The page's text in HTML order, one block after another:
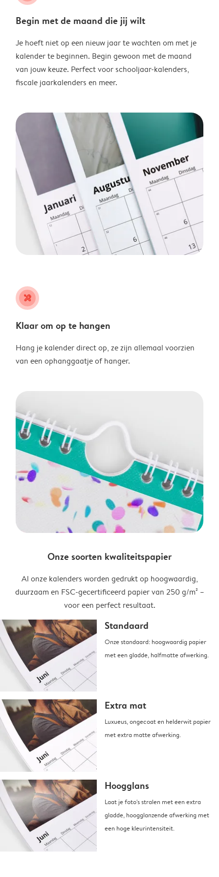
Begin met de maand die jij wilt
Je hoeft niet op een nieuw jaar te wachten om met je
kalender te beginnen. Begin gewoon met de maand
van jouw keuze. Perfect voor schooljaar-kalenders,
fiscale jaarkalenders en meer.
tools
Klaar om op te hangen
Hang je kalender direct op, ze zijn allemaal voorzien
van een ophanggaatje of hanger.
Onze soorten kwaliteitspapier
Al onze kalenders worden gedrukt op hoogwaardig,
duurzaam en FSC-gecertificeerd papier van 250 g/m² –
voor een perfect resultaat.
Standaard
Onze standaard: hoogwaardig papier
met een gladde, halfmatte afwerking.
Extra mat
Luxueus, ongecoat en helderwit papier
met extra matte afwerking.
Hoogglans
Laat je foto's stralen met een extra
gladde, hoogglanzende afwerking met
een hoge kleurintensiteit.